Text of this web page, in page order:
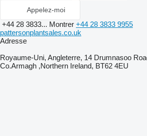
Appelez-moi
+44 28 3833... Montrer +44 28 3833 9955
pattersonplantsales.co.uk
Adresse
Royaume-Uni, Angleterre, 14 Drumnasoo
Co.Armagh ,Northern Ireland, BT62 4EU